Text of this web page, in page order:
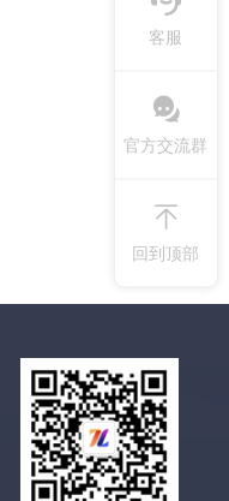
客服
官方交流群
回到顶部